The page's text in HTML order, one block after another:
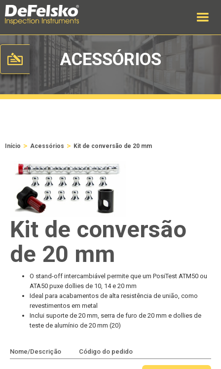
ACESSÓRIOS
Início > Acessórios > Kit de conversão de 20 mm
Kit de conversão
de 20 mm
O stand-off intercambiável permite que um PosiTest ATM50 ou
ATA50 puxe dollies de 10, 14 e 20 mm
Ideal para acabamentos de alta resistência de união, como
revestimentos em metal
Inclui suporte de 20 mm, serra de furo de 20 mm e dollies de
teste de alumínio de 20 mm (20)
Nome/Descrição Código do pedido